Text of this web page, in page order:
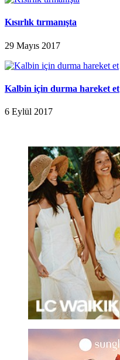
Kısırlık tırmanışta
29 Mayıs 2017
Kalbin için durma hareket et
6 Eylül 2017